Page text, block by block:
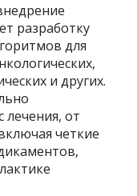
разработку
для
и других.
лечения, от
четкие